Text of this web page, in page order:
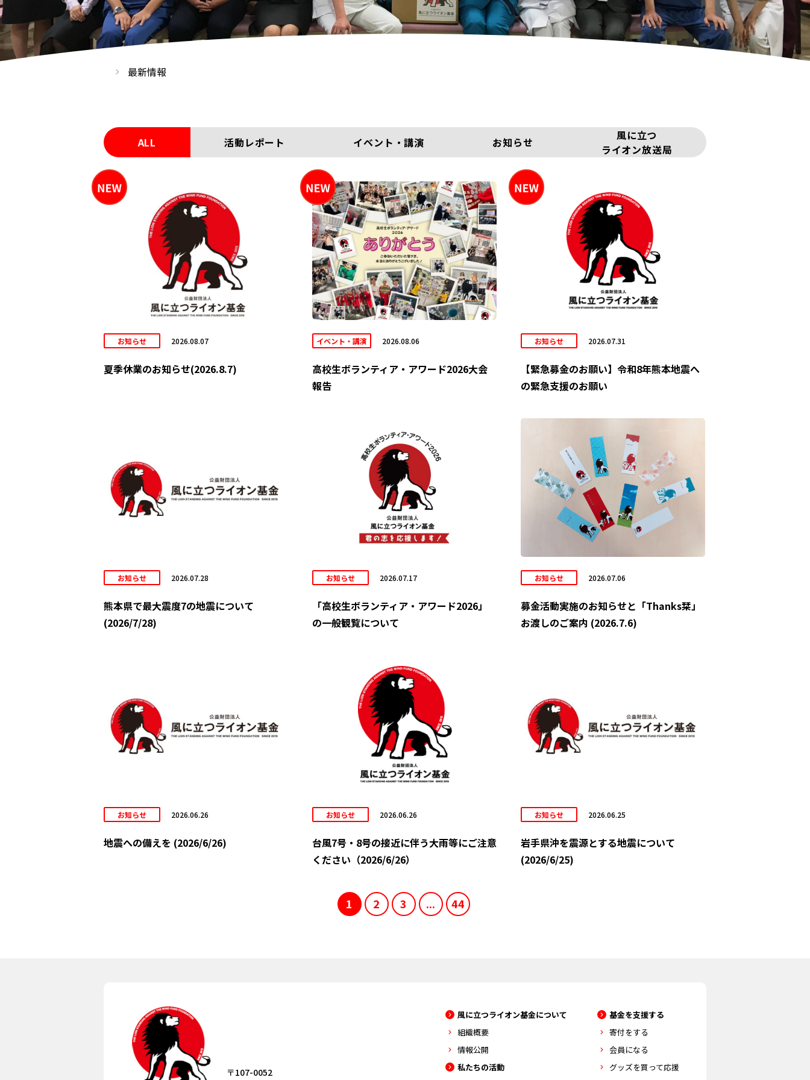
最新情報
ALL 活動レポート イベント・講演 お知らせ
風に立つ
ライオン放送局
お知らせ 2026.08.07
夏季休業のお知らせ(2026.8.7)
イベント・講演 2026.08.06
高校生ボランティア・アワード2026大会
報告
お知らせ 2026.07.31
【緊急募金のお願い】令和8年熊本地震へ
の緊急支援のお願い
お知らせ 2026.07.28
熊本県で最大震度7の地震について
(2026/7/28)
お知らせ 2026.07.17
「高校生ボランティア・アワード2026」
の一般観覧について
お知らせ 2026.07.06
募金活動実施のお知らせと「Thanks栞」
お渡しのご案内 (2026.7.6)
お知らせ 2026.06.26
地震への備えを (2026/6/26)
お知らせ 2026.06.26
台風7号・8号の接近に伴う大雨等にご注意
ください（2026/6/26）
お知らせ 2026.06.25
岩手県沖を震源とする地震について
(2026/6/25)
1 2 3 ... 44
〒107-0052
風に立つライオン基金について
組織概要
情報公開
私たちの活動
基金を支援する
寄付をする
会員になる
グッズを買って応援